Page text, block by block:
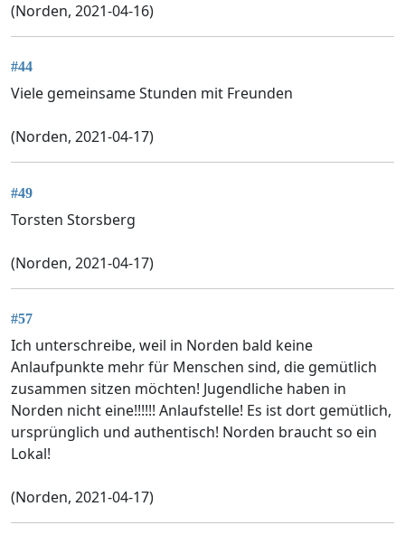
(Norden, 2021-04-16)
#44
Viele gemeinsame Stunden mit Freunden
(Norden, 2021-04-17)
#49
Torsten Storsberg
(Norden, 2021-04-17)
#57
Ich unterschreibe, weil in Norden bald keine
Anlaufpunkte mehr für Menschen sind, die gemütlich
zusammen sitzen möchten! Jugendliche haben in
Norden nicht eine!!!!!! Anlaufstelle! Es ist dort gemütlich,
ursprünglich und authentisch! Norden braucht so ein
Lokal!
(Norden, 2021-04-17)